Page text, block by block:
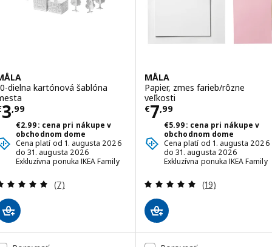
dielna kartónová šablóna
3,99 € 3,99
€2.99: cena pri nákupe v
obchodnom dome
Cena platí od 1. augusta 2026
do 31. augusta 2026
Exkluzívna ponuka IKEA Family
Prehľad: 5 z 5 hviezdy. Celkové hodnotenie:
(7)
MÅLA
Papier, zmes farieb/rôzne
veľkosti
€7,99
Cena € 7,99
€5.99: cena pri nákupe v
obchodnom dome
Cena platí od 1. augusta 2026
do 31. augusta 2026
Exkluzívna ponuka IKEA Family
Prehľad: 4.9 z
(19)